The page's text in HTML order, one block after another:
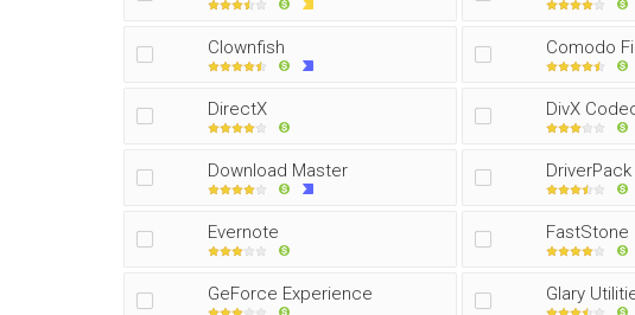
Clownfish Comodo
DirectX DivX
Download Master
Evernote FastStone
GeForce Experience Glary